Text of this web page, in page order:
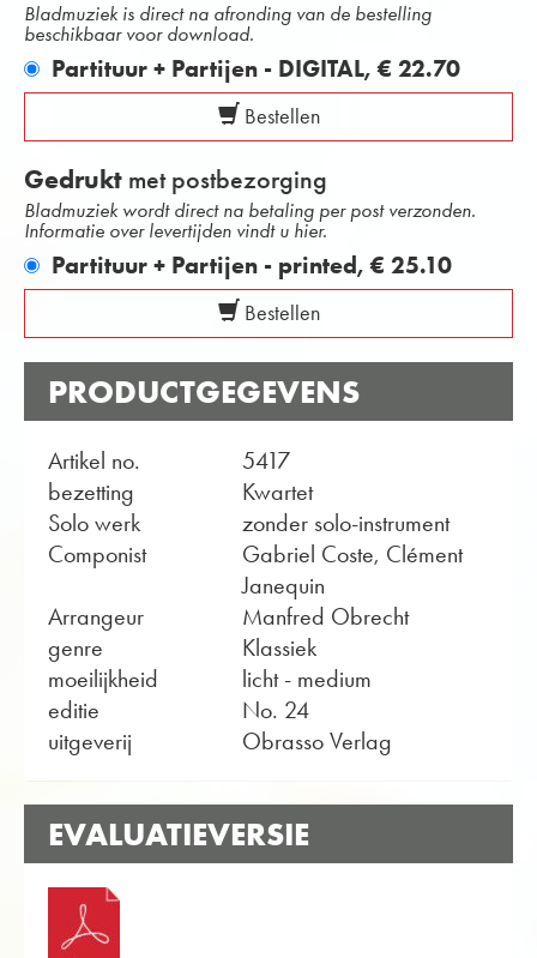
Bladmuziek is direct na afronding van de bestelling
beschikbaar voor download.
Partituur + Partijen - DIGITAL,€ 22.70
Bestellen
Gedrukt met postbezorging
Bladmuziek wordt direct na betaling per post verzonden.
Informatie over levertijden vindt u hier.
Partituur + Partijen - printed,€ 25.10
Bestellen
PRODUCTGEGEVENS
Artikel no.
5417
bezetting
Kwartet
Solo werk
zonder solo-instrument
Componist
Gabriel Coste, Clément
Janequin
Arrangeur
Manfred Obrecht
genre
Klassiek
moeilijkheid
licht - medium
editie
No. 24
uitgeverij
Obrasso Verlag
EVALUATIEVERSIE